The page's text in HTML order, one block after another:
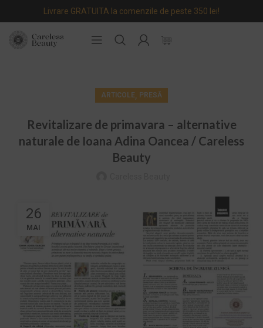
Livrare GRATUITA la comenzile de peste 350 lei!
ARTICOLE, PRESĂ
Revitalizare de primavara – alternative
naturale de Ioana Adina Oancea / Careless
Beauty
26
MAI